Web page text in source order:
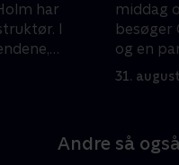
har
I
middag
besøger
og en
bedre
31.
Andre så